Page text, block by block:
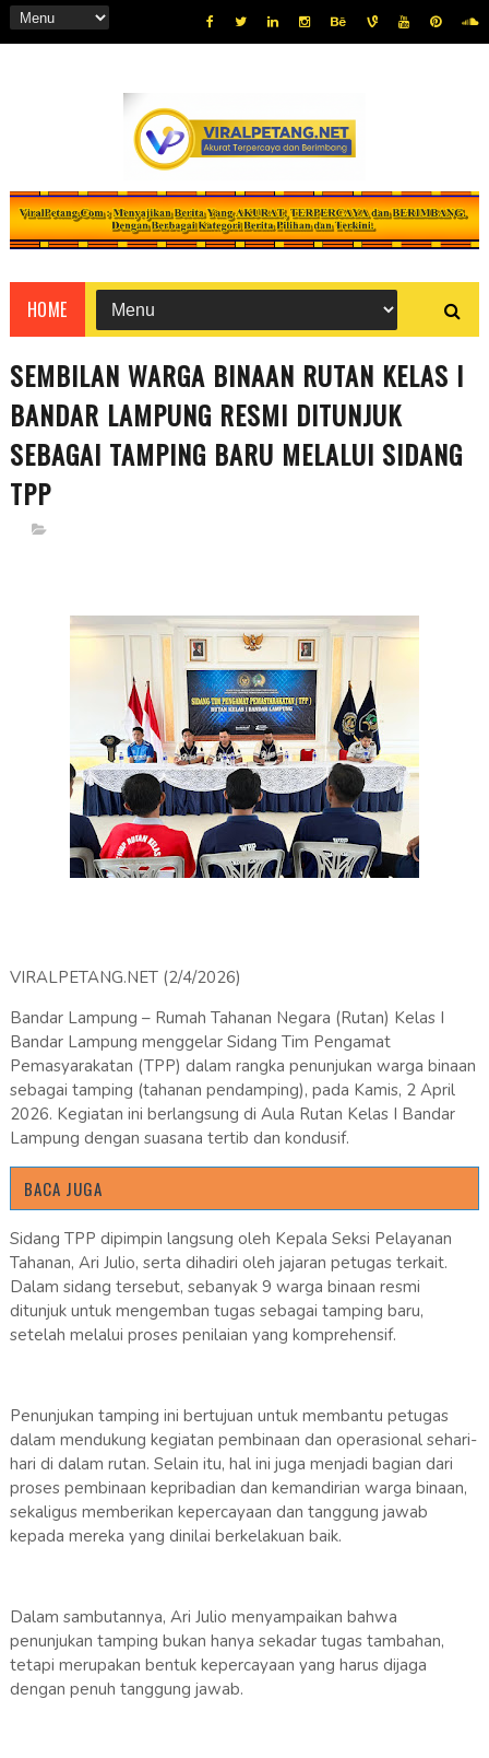
HOME
SEMBILAN WARGA BINAAN RUTAN KELAS I
BANDAR LAMPUNG RESMI DITUNJUK
SEBAGAI TAMPING BARU MELALUI SIDANG
TPP
VIRALPETANG.NET (2/4/2026)
Bandar Lampung – Rumah Tahanan Negara (Rutan) Kelas I
Bandar Lampung menggelar Sidang Tim Pengamat
Pemasyarakatan (TPP) dalam rangka penunjukan warga binaan
sebagai tamping (tahanan pendamping), pada Kamis, 2 April
2026. Kegiatan ini berlangsung di Aula Rutan Kelas I Bandar
Lampung dengan suasana tertib dan kondusif.
BACA JUGA
Sidang TPP dipimpin langsung oleh Kepala Seksi Pelayanan
Tahanan, Ari Julio, serta dihadiri oleh jajaran petugas terkait.
Dalam sidang tersebut, sebanyak 9 warga binaan resmi
ditunjuk untuk mengemban tugas sebagai tamping baru,
setelah melalui proses penilaian yang komprehensif.
Penunjukan tamping ini bertujuan untuk membantu petugas
dalam mendukung kegiatan pembinaan dan operasional sehari-
hari di dalam rutan. Selain itu, hal ini juga menjadi bagian dari
proses pembinaan kepribadian dan kemandirian warga binaan,
sekaligus memberikan kepercayaan dan tanggung jawab
kepada mereka yang dinilai berkelakuan baik.
Dalam sambutannya, Ari Julio menyampaikan bahwa
penunjukan tamping bukan hanya sekadar tugas tambahan,
tetapi merupakan bentuk kepercayaan yang harus dijaga
dengan penuh tanggung jawab.